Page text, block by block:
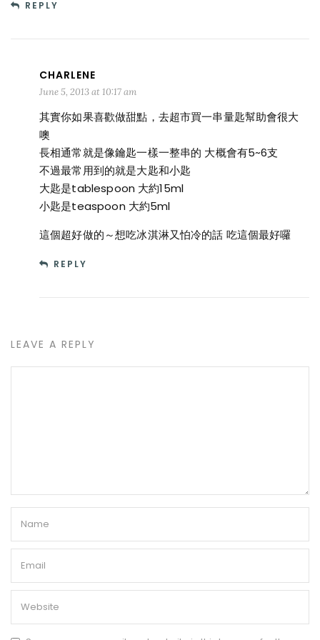
REPLY
CHARLENE
June 5, 2013 at 10:17 am
其實你如果喜歡做甜點，去超市買一串量匙幫助會很大
噢
長相通常就是像鑰匙一樣一整串的 大概會有5~6支
不過最常用到的就是大匙和小匙
大匙是tablespoon 大約15ml
小匙是teaspoon 大約5ml
這個超好做的～想吃冰淇淋又怕冷的話 吃這個最好囉
REPLY
LEAVE A REPLY